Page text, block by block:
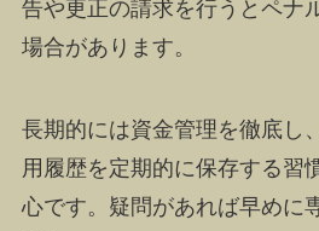
告や更正の請求を行うとペナ
場合があります。
長期的には資金管理を徹底し
用履歴を定期的に保存する習
心です。疑問があれば早めに